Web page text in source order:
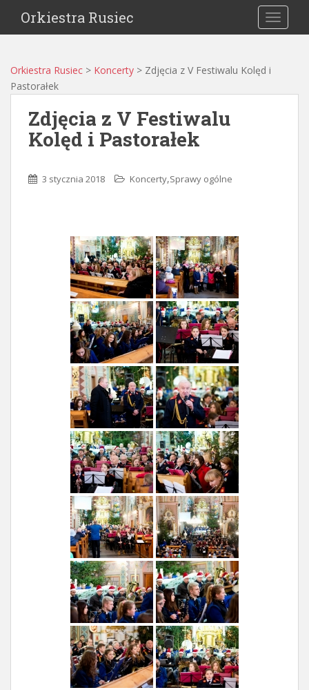
Orkiestra Rusiec
Orkiestra Rusiec > Koncerty > Zdjęcia z V Festiwalu Kolęd i
Pastorałek
Zdjęcia z V Festiwalu
Kolęd i Pastorałek
3 stycznia 2018 Koncerty,Sprawy ogólne